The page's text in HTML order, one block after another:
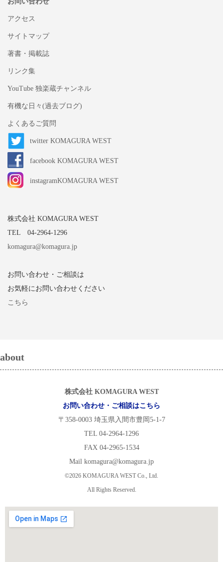
アクセス
サイトマップ
著書・掲載誌
リンク集
YouTube 独楽蔵チャンネル
有機な日々(過去ブログ)
よくあるご質問
twitter KOMAGURA WEST
facebook KOMAGURA WEST
instagramKOMAGURA WEST
株式会社 KOMAGURA WEST
TEL 04-2964-1296
komagura@komagura.jp
お問い合わせ・ご相談は
お気軽にお問い合わせください
こちら
about
株式会社 KOMAGURA WEST
お問い合わせ・ご相談はこちら
〒358-0003 埼玉県入間市豊岡5-1-7
TEL 04-2964-1296
FAX 04-2965-1534
Mail komagura@komagura.jp
©2026 KOMAGURA WEST Co., Ltd.
All Rights Reserved.